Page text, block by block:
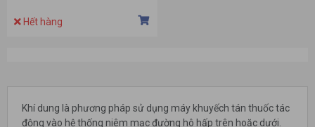
Hết hàng
Khí dung là phương pháp sử dụng máy khuyếch tán thuốc tác
động vào hệ thống niêm mạc đường hô hấp trên hoặc dưới.